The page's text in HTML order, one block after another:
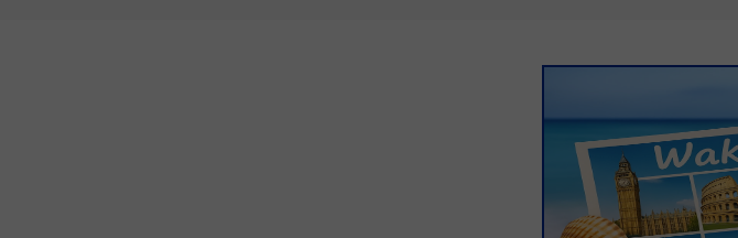
System rekrutacji elektronicznej